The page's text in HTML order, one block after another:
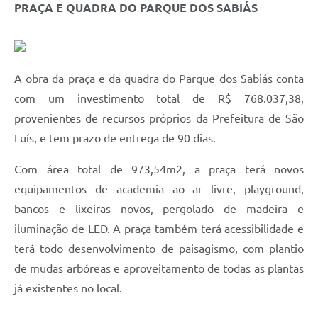
PRAÇA E QUADRA DO PARQUE DOS SABIÁS
A obra da praça e da quadra do Parque dos Sabiás conta
com um investimento total de R$ 768.037,38,
provenientes de recursos próprios da Prefeitura de São
Luís, e tem prazo de entrega de 90 dias.
Com área total de 973,54m2, a praça terá novos
equipamentos de academia ao ar livre, playground,
bancos e lixeiras novos, pergolado de madeira e
iluminação de LED. A praça também terá acessibilidade e
terá todo desenvolvimento de paisagismo, com plantio
de mudas arbóreas e aproveitamento de todas as plantas
já existentes no local.